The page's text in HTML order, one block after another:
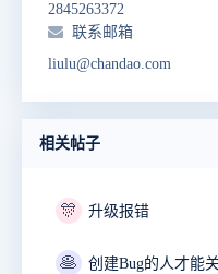
2845263372
联系邮箱
liulu@chandao.com
相关帖子
🎊 升级报错
🥞 创建Bug的人才能